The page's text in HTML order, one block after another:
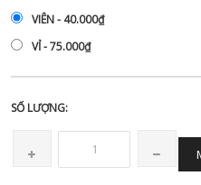
VIÊN - 40.000₫
VỈ - 75.000₫
SỐ LƯỢNG: